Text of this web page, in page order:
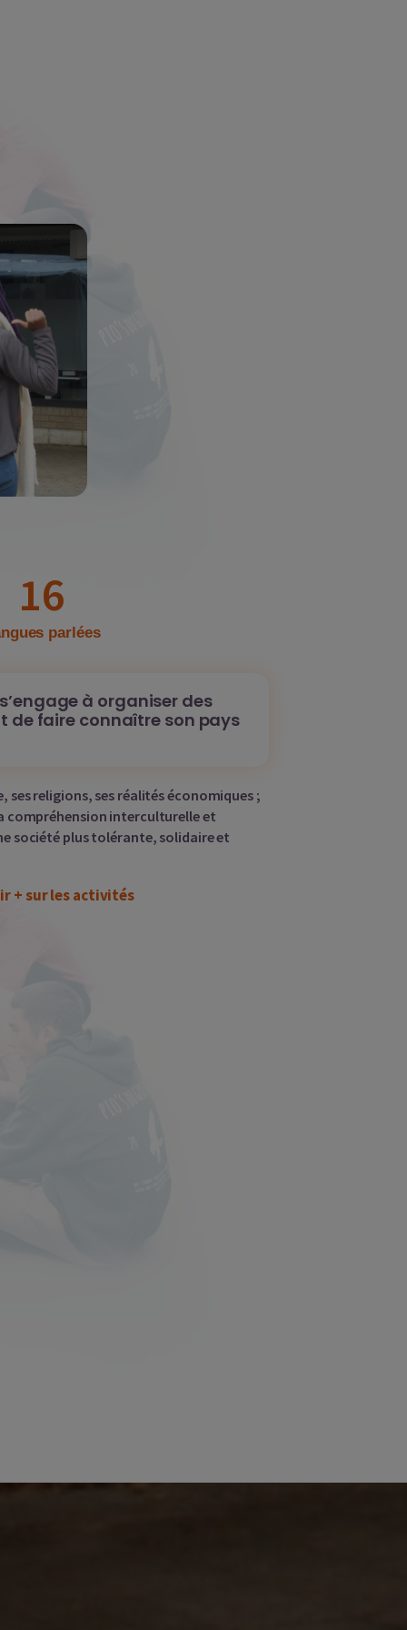
16
parlées
à organiser des
faire connaître son pays
ses religions, ses réalités économiques ;
compréhension interculturelle et
société plus tolérante, solidaire et
+ sur les activités